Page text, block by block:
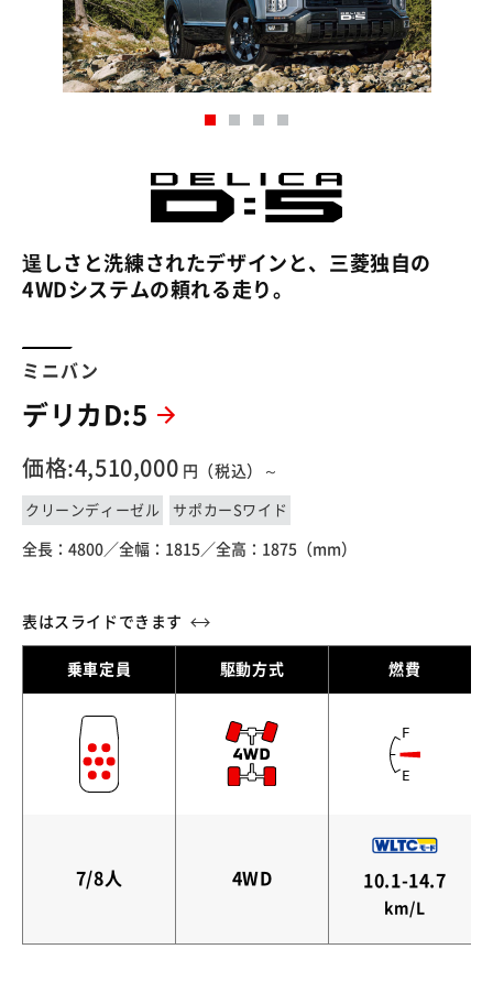
逞しさと洗練されたデザインと、三菱独自の
4WDシステムの頼れる走り。
ミニバン
デリカD:5
価格:4,510,000 円（税込）～
クリーンディーゼル サポカーSワイド
全長：4800／全幅：1815／全高：1875（mm）
乗車定員 駆動方式 燃費
7/8人 4WD 10.1-14.7
km/L